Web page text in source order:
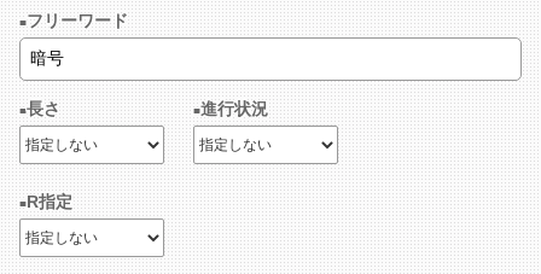
フリーワード
長さ 進行状況
R指定